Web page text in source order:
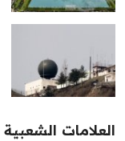
العلامات الشعبية